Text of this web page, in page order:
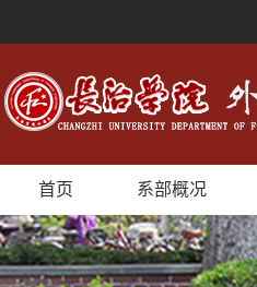
首页 系部概况